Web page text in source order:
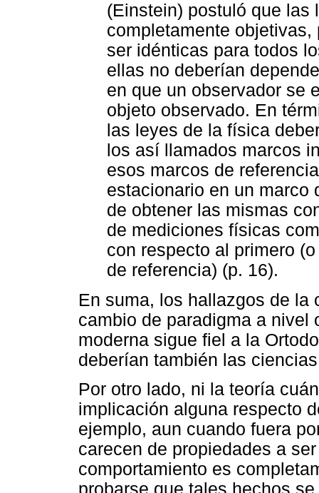
(Einstein) postuló que
completamente
ser idénticas para todos
ellas no deberían
en que un observador se
objeto observado. En
las leyes de la física
los así llamados marcos
esos marcos de
estacionario en un marco
de obtener las mismas
de mediciones físicas
con respecto al primero
de referencia) (p. 16).
En suma, los hallazgos de la
cambio de paradigma a
moderna sigue fiel a la
deberían también las
Por otro lado, ni la teoría
implicación alguna respecto
ejemplo, aun cuando fuera
carecen de propiedades a
comportamiento es
probarse que tales hechos